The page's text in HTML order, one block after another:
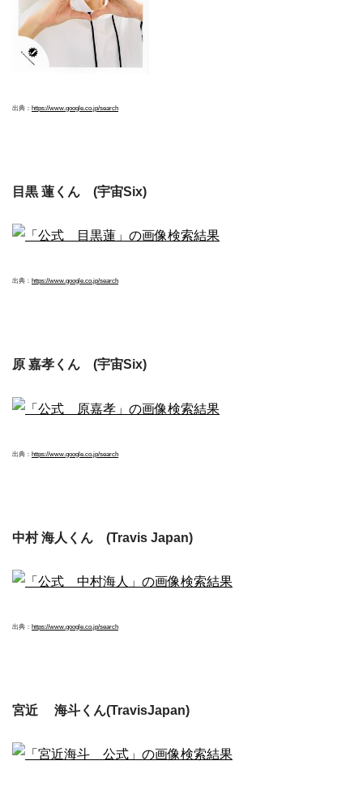
出典： https://www.google.co.jp/search
目黒 蓮くん (宇宙Six)
出典： https://www.google.co.jp/search
原 嘉孝くん (宇宙Six)
出典： https://www.google.co.jp/search
中村 海人くん (Travis Japan)
出典： https://www.google.co.jp/search
宮近 海斗くん(TravisJapan)